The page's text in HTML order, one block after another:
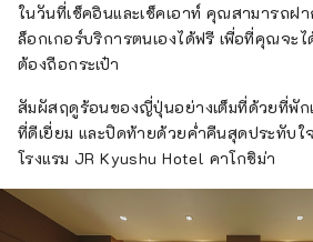
ในวันที่เช็คอินและเช็คเอาท์ คุณสามารถฝา
ล็อกเกอร์บริการตนเองได้ฟรี เพื่อที่คุณจะ
ต้องถือกระเป๋า
สัมผัสฤดูร้อนของญี่ปุ่นอย่างเต็มที่ด้วยที่พัก
ที่ดีเยี่ยม และปิดท้ายด้วยค่ำคืนสุดประทับใ
โรงแรม JR Kyushu Hotel คาโกชิม่า